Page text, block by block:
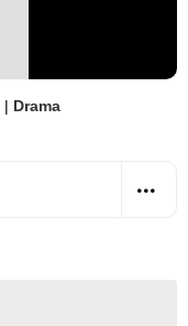
| Drama